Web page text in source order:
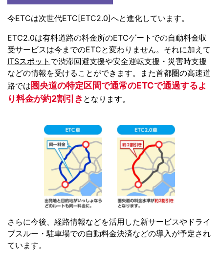
今ETCは次世代ETC[ETC2.0]へと進化しています。
ETC2.0は有料道路の料金所のETCゲートでの自動料金収
受サービスは今までのETCと変わりません。それに加えて
ITSスポット で渋滞回避支援や安全運転支援・災害時支援
などの情報を受けることができます。また首都圏の高速道
路では 圏央道の特定区間で通常のETCで通過するよ
り料金が約2割引き となります。
さらに今後、経路情報などを活用した新サービスやドライ
ブスルー・駐車場での自動料金決済などの導入が予定され
ています。